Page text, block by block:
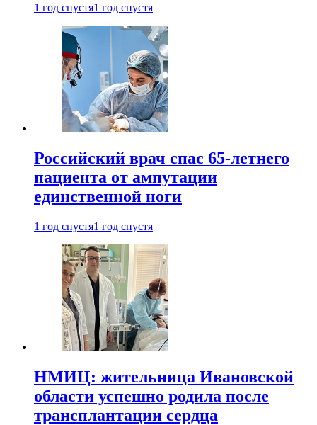
1 год спустя1 год спустя
Российский врач спас 65-летнего
пациента от ампутации
единственной ноги
1 год спустя1 год спустя
НМИЦ: жительница Ивановской
области успешно родила после
трансплантации сердца